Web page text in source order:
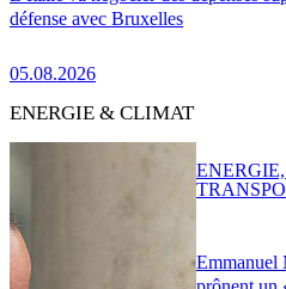
défense avec Bruxelles
05.08.2026
ENERGIE & CLIMAT
Emmanuel